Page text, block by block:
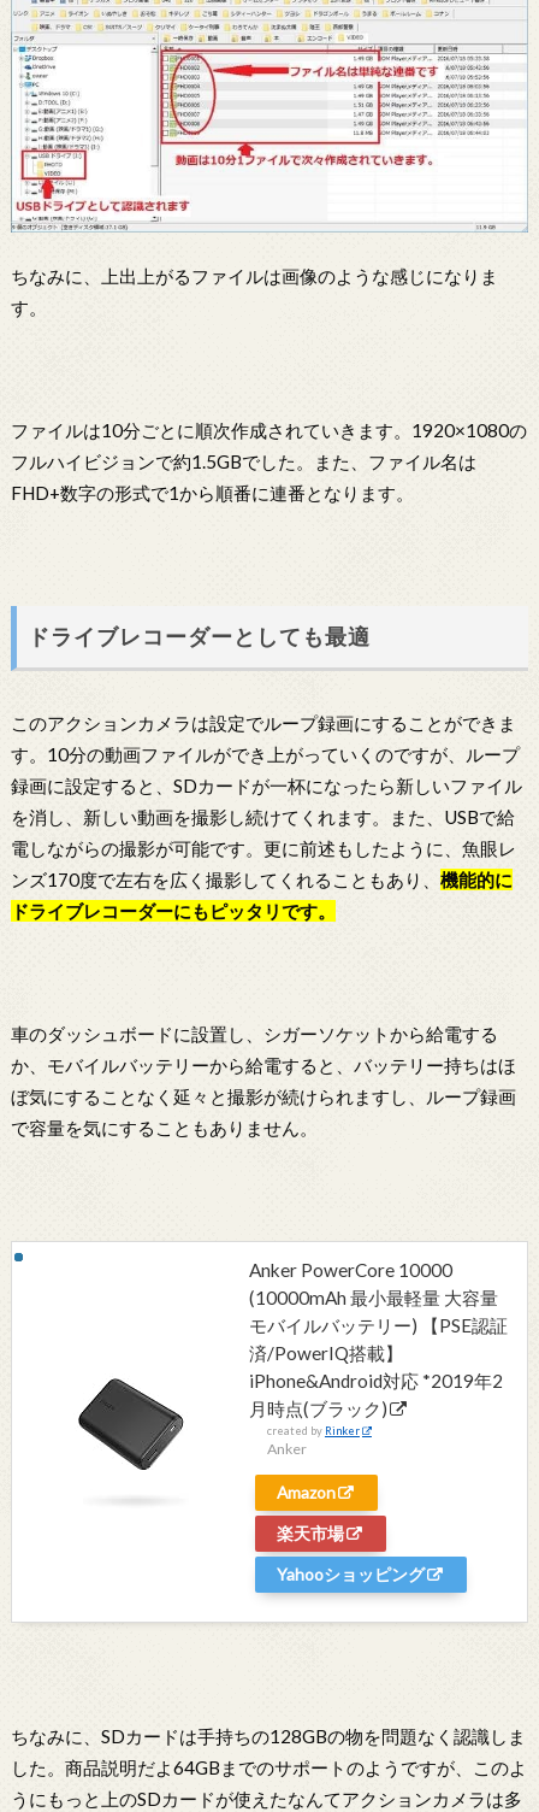
ちなみに、上出上がるファイルは画像のような感じになりま
す。
ファイルは10分ごとに順次作成されていきます。1920×1080の
フルハイビジョンで約1.5GBでした。また、ファイル名は
FHD+数字の形式で1から順番に連番となります。
ドライブレコーダーとしても最適
このアクションカメラは設定でループ録画にすることができま
す。10分の動画ファイルができ上がっていくのですが、ループ
録画に設定すると、SDカードが一杯になったら新しいファイル
を消し、新しい動画を撮影し続けてくれます。また、USBで給
電しながらの撮影が可能です。更に前述もしたように、魚眼レ
ンズ170度で左右を広く撮影してくれることもあり、 機能的に
ドライブレコーダーにもピッタリです。
車のダッシュボードに設置し、シガーソケットから給電する
か、モバイルバッテリーから給電すると、バッテリー持ちはほ
ぼ気にすることなく延々と撮影が続けられますし、ループ録画
で容量を気にすることもありません。
Anker PowerCore 10000
(10000mAh 最小最軽量 大容量
モバイルバッテリー) 【PSE認証
済/PowerIQ搭載】
iPhone&Android対応 *2019年2
月時点(ブラック)
created by Rinker
Anker
Amazon
楽天市場
Yahooショッピング
ちなみに、SDカードは手持ちの128GBの物を問題なく認識しま
した。商品説明だよ64GBまでのサポートのようですが、このよ
うにもっと上のSDカードが使えたなんてアクションカメラは多